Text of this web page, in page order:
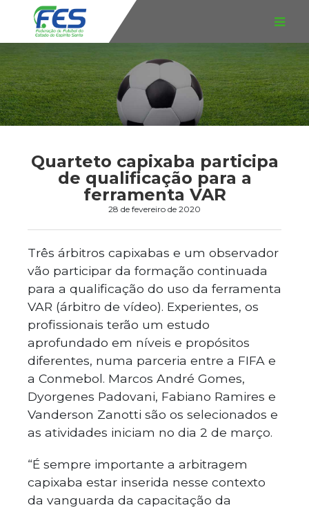
Quarteto capixaba participa
de qualificação para a
ferramenta VAR
28 de fevereiro de 2020
Três árbitros capixabas e um observador
vão participar da formação continuada
para a qualificação do uso da ferramenta
VAR (árbitro de vídeo). Experientes, os
profissionais terão um estudo
aprofundado em níveis e propósitos
diferentes, numa parceria entre a FIFA e
a Conmebol. Marcos André Gomes,
Dyorgenes Padovani, Fabiano Ramires e
Vanderson Zanotti são os selecionados e
as atividades iniciam no dia 2 de março.
“É sempre importante a arbitragem
capixaba estar inserida nesse contexto
da vanguarda da capacitação da